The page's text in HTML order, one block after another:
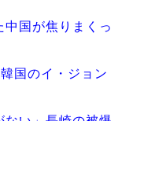
中国が焦りまくっ
国のイ・ジョン
い」長崎の被爆